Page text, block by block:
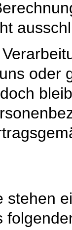
oder
stehen